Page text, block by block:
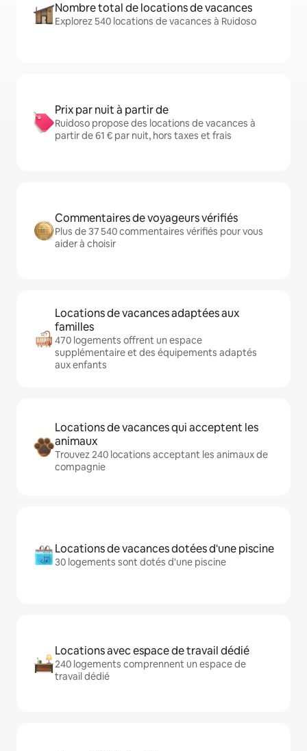
Nombre total de locations de vacances
Explorez 540 locations de vacances à Ruidoso
Prix par nuit à partir de
Ruidoso propose des locations de vacances à
partir de 61 € par nuit, hors taxes et frais
Commentaires de voyageurs vérifiés
Plus de 37 540 commentaires vérifiés pour vous
aider à choisir
Locations de vacances adaptées aux
familles
470 logements offrent un espace
supplémentaire et des équipements adaptés
aux enfants
Locations de vacances qui acceptent les
animaux
Trouvez 240 locations acceptant les animaux de
compagnie
Locations de vacances dotées d'une piscine
30 logements sont dotés d'une piscine
Locations avec espace de travail dédié
240 logements comprennent un espace de
travail dédié